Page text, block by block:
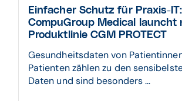
Einfacher Schutz für Praxis-IT:
CompuGroup Medical launcht
Produktlinie CGM PROTECT
Gesundheitsdaten von
Patienten zählen zu den
Daten und sind besonders ...